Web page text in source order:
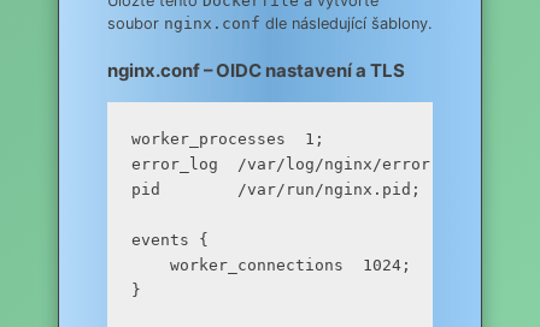
soubor nginx.conf dle následující šablony.
nginx.conf – OIDC nastavení a TLS
worker_processes  1;
error_log  /var/log/nginx/error.log warn;
pid        /var/run/nginx.pid;
events {
    worker_connections  1024;
}